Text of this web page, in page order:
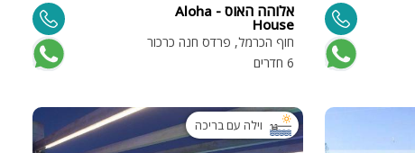
אלוהה האוס - Aloha
House
חוף הכרמל, פרדס חנה כרכור
6 חדרים
וילה עם בריכה